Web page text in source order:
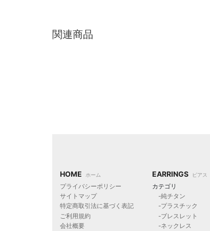
関連商品
HOME ホーム
プライバシーポリシー
サイトマップ
特定商取引法に基づく表記
ご利用規約
会社概要
EARRINGS ピアス
カテゴリ
-純チタン
-プラスチック
-ブレスレット
-ネックレス